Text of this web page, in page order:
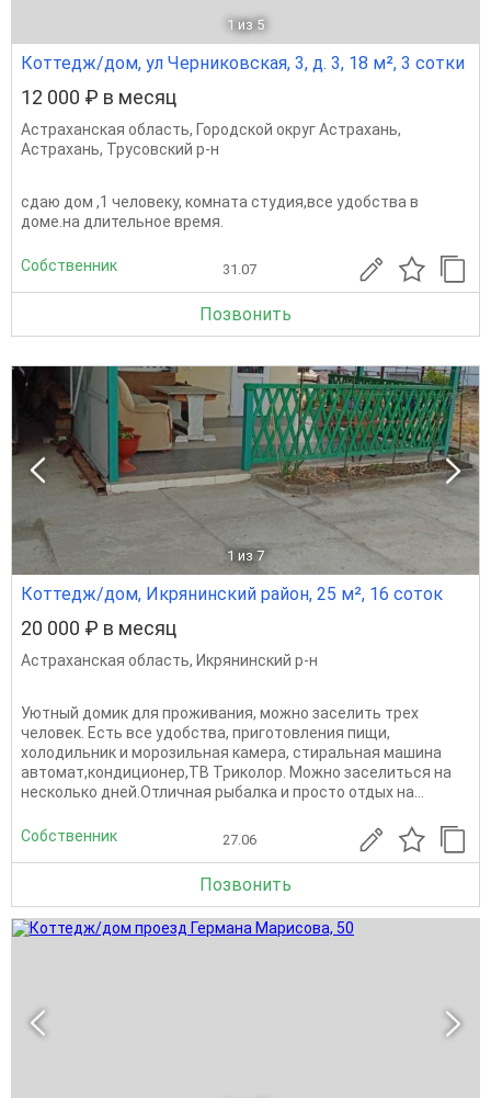
1 из 5
Коттедж/дом, ул Черниковская, 3, д. 3, 18 м², 3 сотки
12 000 ₽ в месяц
Астраханская область, Городской округ Астрахань,
Астрахань, Трусовский р-н
сдаю дом ,1 человеку, комната студия,все удобства в
доме.на длительное время.
Собственник 31.07
Позвонить
1 из 7
Коттедж/дом, Икрянинский район, 25 м², 16 соток
20 000 ₽ в месяц
Астраханская область, Икрянинский р-н
Уютный домик для проживания, можно заселить трех
человек. Есть все удобства, приготовления пищи,
холодильник и морозильная камера, стиральная машина
автомат,кондиционер,ТВ Триколор. Можно заселиться на
несколько дней.Отличная рыбалка и просто отдых на...
Собственник 27.06
Позвонить